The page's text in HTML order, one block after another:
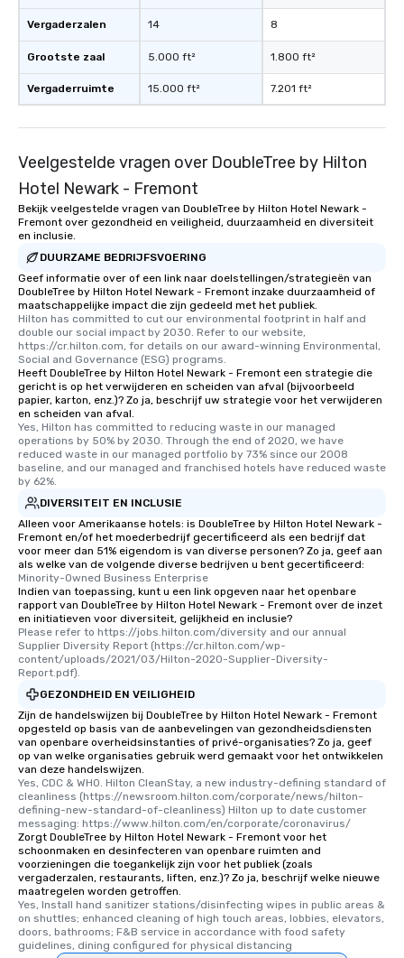
Vergaderzalen
Grootste zaal
Vergaderruimte
14
5.000 ft²
15.000 ft²
8
1.800 ft²
7.201 ft²
Veelgestelde vragen over DoubleTree by Hilton
Hotel Newark - Fremont
Bekijk veelgestelde vragen van DoubleTree by Hilton Hotel Newark -
Fremont over gezondheid en veiligheid, duurzaamheid en diversiteit
en inclusie.
DUURZAME BEDRIJFSVOERING
Geef informatie over of een link naar doelstellingen/strategieën van
DoubleTree by Hilton Hotel Newark - Fremont inzake duurzaamheid of
maatschappelijke impact die zijn gedeeld met het publiek.
Hilton has committed to cut our environmental footprint in half and
double our social impact by 2030. Refer to our website,
https://cr.hilton.com, for details on our award-winning Environmental,
Social and Governance (ESG) programs.
Heeft DoubleTree by Hilton Hotel Newark - Fremont een strategie die
gericht is op het verwijderen en scheiden van afval (bijvoorbeeld
papier, karton, enz.)? Zo ja, beschrijf uw strategie voor het verwijderen
en scheiden van afval.
Yes, Hilton has committed to reducing waste in our managed
operations by 50% by 2030. Through the end of 2020, we have
reduced waste in our managed portfolio by 73% since our 2008
baseline, and our managed and franchised hotels have reduced waste
by 62%.
DIVERSITEIT EN INCLUSIE
Alleen voor Amerikaanse hotels: is DoubleTree by Hilton Hotel Newark -
Fremont en/of het moederbedrijf gecertificeerd als een bedrijf dat
voor meer dan 51% eigendom is van diverse personen? Zo ja, geef aan
als welke van de volgende diverse bedrijven u bent gecertificeerd:
Minority-Owned Business Enterprise
Indien van toepassing, kunt u een link opgeven naar het openbare
rapport van DoubleTree by Hilton Hotel Newark - Fremont over de inzet
en initiatieven voor diversiteit, gelijkheid en inclusie?
Please refer to https://jobs.hilton.com/diversity and our annual
Supplier Diversity Report (https://cr.hilton.com/wp-
content/uploads/2021/03/Hilton-2020-Supplier-Diversity-
Report.pdf).
GEZONDHEID EN VEILIGHEID
Zijn de handelswijzen bij DoubleTree by Hilton Hotel Newark - Fremont
opgesteld op basis van de aanbevelingen van gezondheidsdiensten
van openbare overheidsinstanties of privé-organisaties? Zo ja, geef
op van welke organisaties gebruik werd gemaakt voor het ontwikkelen
van deze handelswijzen.
Yes, CDC & WHO. Hilton CleanStay, a new industry-defining standard of
cleanliness (https://newsroom.hilton.com/corporate/news/hilton-
defining-new-standard-of-cleanliness) Hilton up to date customer
messaging: https://www.hilton.com/en/corporate/coronavirus/
Zorgt DoubleTree by Hilton Hotel Newark - Fremont voor het
schoonmaken en desinfecteren van openbare ruimten and
voorzieningen die toegankelijk zijn voor het publiek (zoals
vergaderzalen, restaurants, liften, enz.)? Zo ja, beschrijf welke nieuwe
maatregelen worden getroffen.
Yes, Install hand sanitizer stations/disinfecting wipes in public areas &
on shuttles; enhanced cleaning of high touch areas, lobbies, elevators,
doors, bathrooms; F&B service in accordance with food safety
guidelines, dining configured for physical distancing